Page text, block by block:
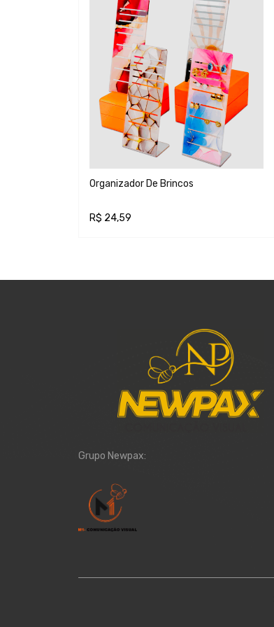
Organizador De Brincos
R$ 24,59
Grupo Newpax: